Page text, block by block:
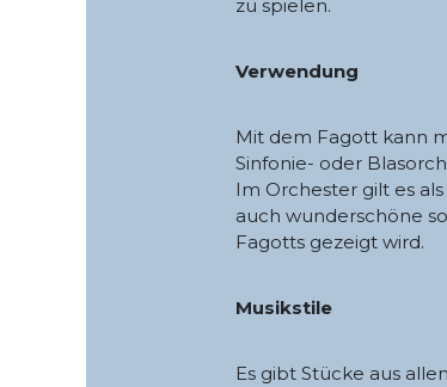
zu spielen.
Verwendung
Mit dem Fagott kann
Sinfonie- oder
Im Orchester gilt es
auch wunderschöne
Fagotts gezeigt wird.
Musikstile
Es gibt Stücke aus